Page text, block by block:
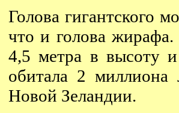
Голова гигантского
что и голова
4,5 метра в высоту
обитала 2 миллиона
Новой Зеландии.